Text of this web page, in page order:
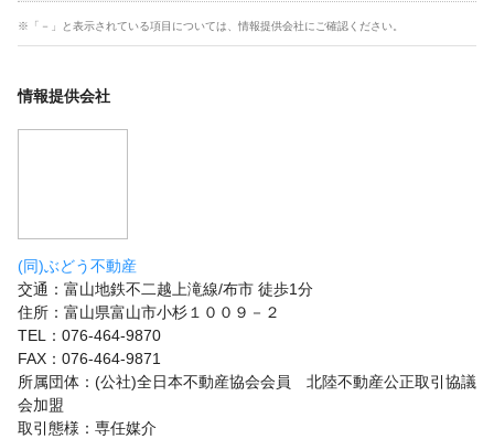
※「－」と表示されている項目については、情報提供会社にご確認ください。
情報提供会社
(同)ぶどう不動産
交通：富山地鉄不二越上滝線/布市 徒歩1分
住所：富山県富山市小杉１００９－２
TEL：076-464-9870
FAX：076-464-9871
所属団体：(公社)全日本不動産協会会員 北陸不動産公正取引協議
会加盟
取引態様：専任媒介